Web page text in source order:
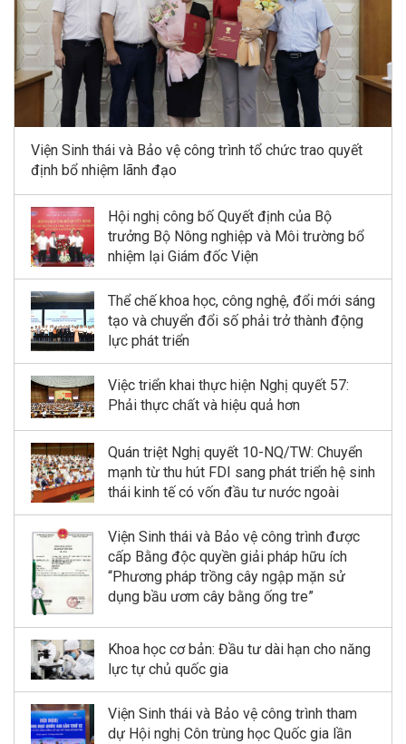
Viện Sinh thái và Bảo vệ công trình tổ chức trao quyết
định bổ nhiệm lãnh đạo
Hội nghị công bố Quyết định của Bộ
trưởng Bộ Nông nghiệp và Môi trường bổ
nhiệm lại Giám đốc Viện
Thể chế khoa học, công nghệ, đổi mới sáng
tạo và chuyển đổi số phải trở thành động
lực phát triển
Việc triển khai thực hiện Nghị quyết 57:
Phải thực chất và hiệu quả hơn
Quán triệt Nghị quyết 10-NQ/TW: Chuyển
mạnh từ thu hút FDI sang phát triển hệ sinh
thái kinh tế có vốn đầu tư nước ngoài
Viện Sinh thái và Bảo vệ công trình được
cấp Bằng độc quyền giải pháp hữu ích
“Phương pháp trồng cây ngập mặn sử
dụng bầu ươm cây bằng ống tre”
Khoa học cơ bản: Đầu tư dài hạn cho năng
lực tự chủ quốc gia
Viện Sinh thái và Bảo vệ công trình tham
dự Hội nghị Côn trùng học Quốc gia lần